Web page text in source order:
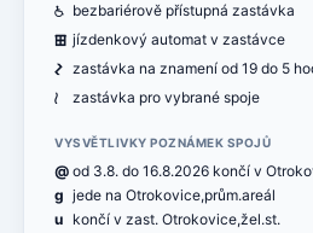
@ bezbariérově přístupná zastávka
æ jízdenkový automat v zastávce
ó zastávka na znamení od 19 do 5
< zastávka pro vybrané spoje
VYSVĚTLIVKY POZNÁMEK SPOJŮ
@ od 3.8. do 16.8.2026 končí v
g jede na Otrokovice,prům.areál
u končí v zast. Otrokovice,žel.st.